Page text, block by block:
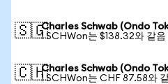
🇸🇬Charles Schwab (Ondo
1 SCHWon는 $138.32와 같음
🇨🇭Charles Schwab (Ondo
1 SCHWon는 CHF 87.58와